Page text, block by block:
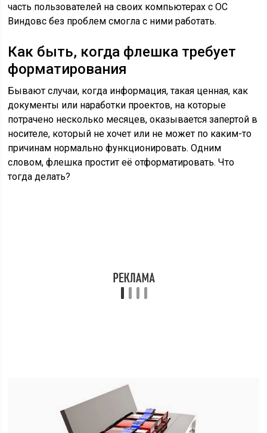
часть пользователей на своих компьютерах с ОС
Виндовс без проблем смогла с ними работать.
Как быть, когда флешка требует
форматирования
Бывают случаи, когда информация, такая ценная, как
документы или наработки проектов, на которые
потрачено несколько месяцев, оказывается запертой в
носителе, который не хочет или не может по каким-то
причинам нормально функционировать. Одним
словом, флешка простит её отформатировать. Что
тогда делать?